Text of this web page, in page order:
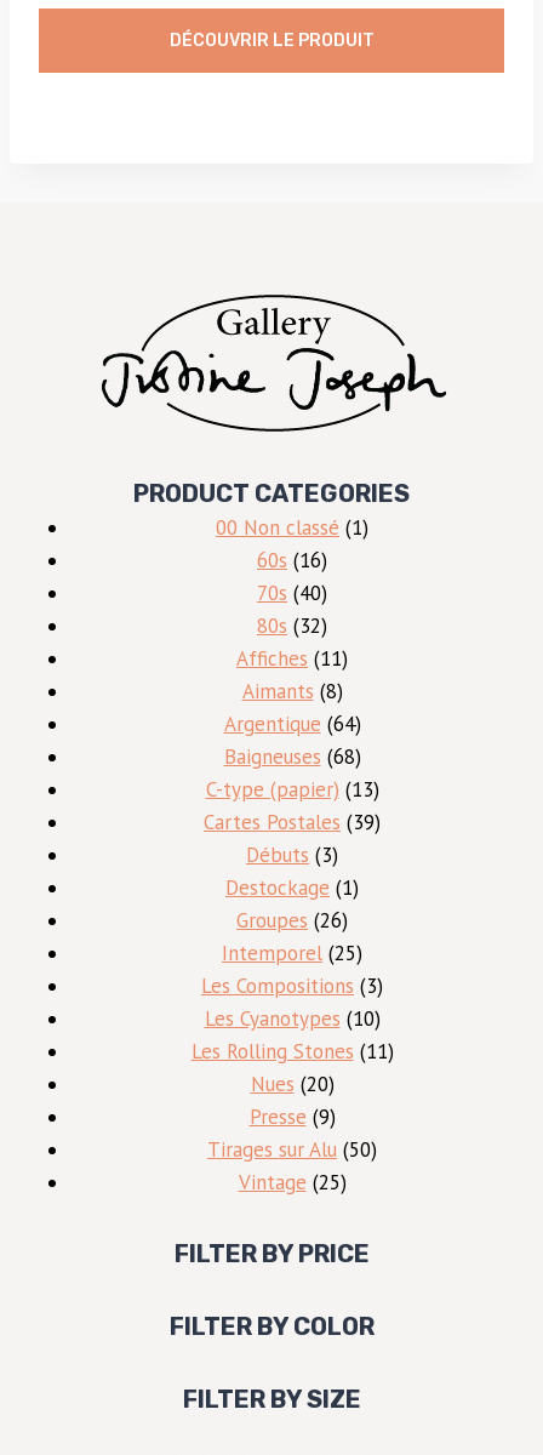
DÉCOUVRIR LE PRODUIT
PRODUCT CATEGORIES
00 Non classé 11
60s 1616
produits
70s 4040
produits
80s 3232
produits
Affiches 1111
produits
Aimants 88
produits
Argentique 6464
produits
Baigneuses 6868
produits
C-type (papier) 1313
produits
Cartes Postales 3939
Débuts 33
produits
Destockage 11
Groupes 2626
produits
Intemporel 2525
produits
Les Compositions 33
produits
Les Cyanotypes 1010
produits
Les Rolling Stones 1111
Nues 2020
produits
Presse 99
produits
Tirages sur Alu 5050
Vintage 2525
FILTER BY PRICE
FILTER BY COLOR
FILTER BY SIZE